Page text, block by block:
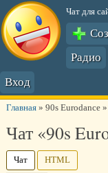
Чат для
Радио
Вход
Главная» 90s Eurodance»
Чат «90s
Чат
HTML